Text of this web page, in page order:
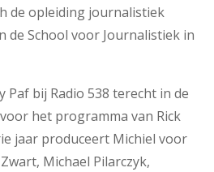
de opleiding journalistiek
de School voor Journalistiek in
Paf bij Radio 538 terecht in de
het programma van Rick
jaar produceert Michiel voor
Michael Pilarczyk,